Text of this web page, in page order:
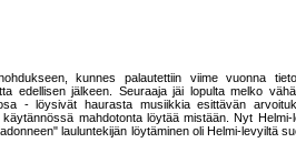
kunnes palautettiin viime vuonna
edellisen jälkeen. Seuraaja jäi lopulta melko
- löysivät haurasta musiikkia esittävän
mahdotonta löytää mistään. Nyt
lauluntekijän löytäminen oli Helmi-levyiltä